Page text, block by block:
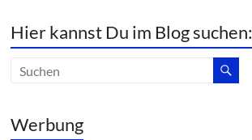
Hier kannst Du im Blog suchen:
Werbung